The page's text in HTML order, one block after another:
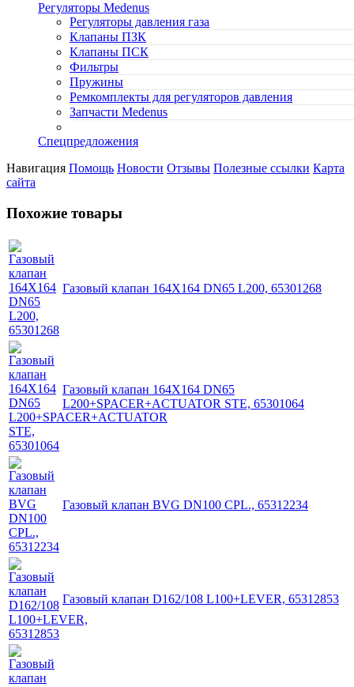
Регуляторы Medenus
Регуляторы давления газа
Клапаны ПЗК
Клапаны ПСК
Фильтры
Пружины
Ремкомплекты для регуляторов давления
Запчасти Medenus
Спецпредложения
Навигация Помощь Новости Отзывы Полезные ссылки Карта
сайта
Похожие товары
Газовый клапан 164X164 DN65 L200, 65301268
Газовый клапан 164X164 DN65
L200+SPACER+ACTUATOR STE, 65301064
Газовый клапан BVG DN100 CPL., 65312234
Газовый клапан D162/108 L100+LEVER, 65312853